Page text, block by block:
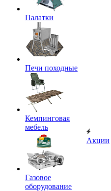
Палатки
Печи походные
Кемпинговая
мебель
Газовое
оборудование
Акции